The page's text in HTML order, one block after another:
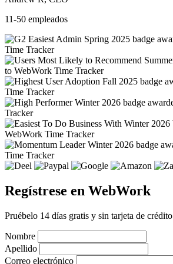
11-50 empleados
Regístrese en WebWork
Pruébelo 14 días gratis y sin tarjeta de crédito
Nombre
Apellido
Correo electrónico